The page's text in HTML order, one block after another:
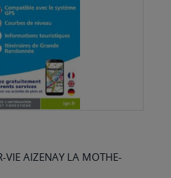
VIE AIZENAY LA MOTHE-